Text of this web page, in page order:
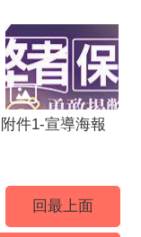
附件1-宣導海報
回最上面